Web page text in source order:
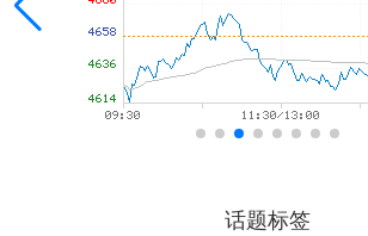
话题标签